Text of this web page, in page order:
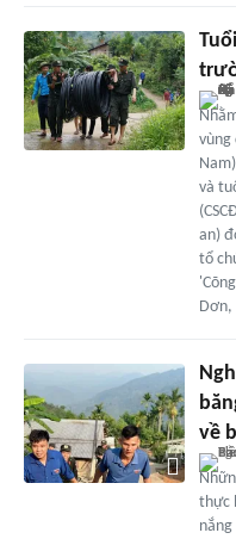
vùng
và
an)
tổ
Dơn,
về
thực